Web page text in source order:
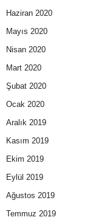
Haziran 2020
Mayıs 2020
Nisan 2020
Mart 2020
Şubat 2020
Ocak 2020
Aralık 2019
Kasım 2019
Ekim 2019
Eylül 2019
Ağustos 2019
Temmuz 2019